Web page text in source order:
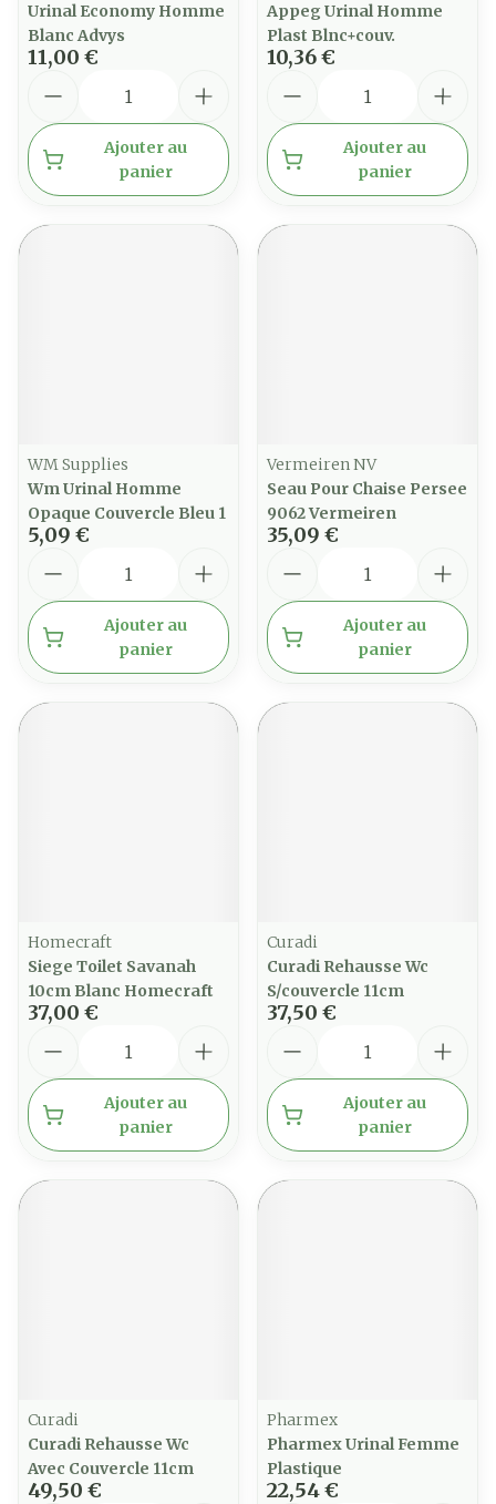
Urinal Economy Homme
Blanc Advys
11,00 €
Ajouter au
panier
Appeg Urinal Homme
Plast Blnc+couv.
10,36 €
Ajouter au
panier
WM Supplies
Wm Urinal Homme
Opaque Couvercle Bleu 1
5,09 €
Ajouter au
panier
Vermeiren NV
Seau Pour Chaise Persee
9062 Vermeiren
35,09 €
Ajouter au
panier
Homecraft
Siege Toilet Savanah
10cm Blanc Homecraft
37,00 €
Ajouter au
panier
Curadi
Curadi Rehausse Wc
S/couvercle 11cm
37,50 €
Ajouter au
panier
Curadi
Curadi Rehausse Wc
Avec Couvercle 11cm
49,50 €
Pharmex
Pharmex Urinal Femme
Plastique
22,54 €